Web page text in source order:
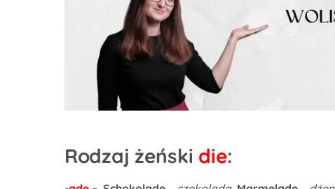
Rodzaj żeński die: